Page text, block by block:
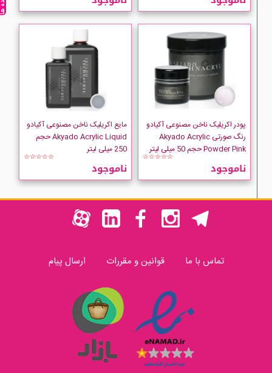
پودر اکریلیک ناخن مصنوعی آکیادو
رنگ صورتی Akyado Acrylic
Powder Pink حجم 50 میلی لیتر
☆☆☆☆☆
ناموجود
مایع اکریلیک ناخن مصنوعی آکیادو
Akyado Acrylic Liquid حجم
250 میلی لیتر
☆☆☆☆☆
ناموجود
تماس با ما قوانین و مقررات ارسال پیام